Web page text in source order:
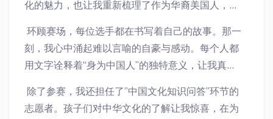
化的魅力，也让我重新梳理了作为华裔美国人，在
环顾赛场，每位选手都在书写着自己的故事。那一
刻，我心中涌起难以言喻的自豪与感动。每个人都
用文字诠释着“身为中国人”的独特意义，让我真切
除了参赛，我还担任了”中国文化知识问答”环节的
志愿者。孩子们对中华文化的了解让我惊喜，在为